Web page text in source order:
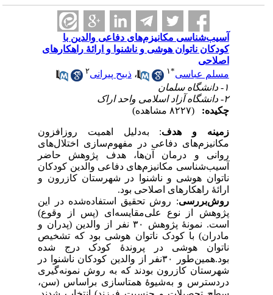
آسیب‌شناسی مکانیزم‌های دفاعی والدین با
کودکان ناتوان هوشی و ناشنوا و ارائهٔ راهکارهای
اصلاحی
مسلم عباسی
۱ ،ذبیح پیرانی
۲- دانشگاه آزاد اسلامی واحد اراک
چکیده:
زمینه و هدف: به‌دلیل اهمیت روزافزون
مکانیزم‌های دفاعی در مفهوم‌سازی اختلال‌های
روانی و درمان آن‌ها، هدف پژوهش حاضر
آسیب‌شناسی مکانیزم‌های دفاعی والدین کودکان
ناتوان هوشی و ناشنوا در شهرستان کازرون و
ارائهٔ راهکارهای اصلاحی بود.
روش‌بررسی: روش تحقیق استفاده‌شده در این
پژوهش از نوع علی‌مقایسه‌ای (پس از وقوع)
است. نمونهٔ پژوهش ۳۰ نفر از والدین (پدران و
مادران) با کودک ناتوان هوشی بود که تشخیص
ناتوان هوشی در پروندهٔ کودک درج شده
بود.همین‌طور ۳۰‌نفر از والدین کودکان ناشنوا در
شهرستان کازرون بودند که به روش نمونه‌گیری
در‌دسترس و به‌شیوهٔ همتاسازی براساس (سن،